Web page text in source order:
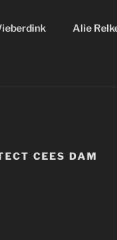
Alie
CEES DAM